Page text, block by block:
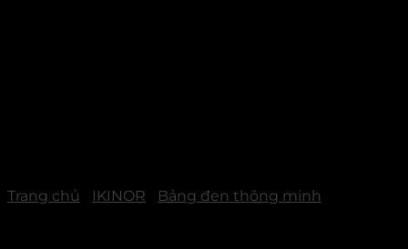
Trang chủ IKINOR Bảng đen thông minh